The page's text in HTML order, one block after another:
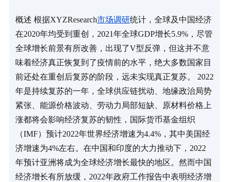
概述 根据XYZResearch市场调研统计，全球及中国经济
在2020年均受到重创，2021年全球GDP增长5.9%，尽管
全球增长前景有所改善，出现了V型反弹，但这并不意
味着经济真正恢复到了疫情前的水平，绝大多数国家目
前还处在重创后复苏的阶段，远未实现真正复苏。 2022
年是持续复苏的一年，全球供应链扰动、地缘政治局势
紧张、能源价格波动、劳动力局部短缺、原材料价格上
涨都将会影响经济复苏的韧性，国际货币基金组织
（IMF）预计2022年世界经济增速为4.4%，其中美国经
济增速为4%左右。在中国和印度的大力推动下，2022
年预计亚洲将成为全球经济增长最快的地区。然而中国
经济增长有所放缓，2022年政府工作报告中表明经济增